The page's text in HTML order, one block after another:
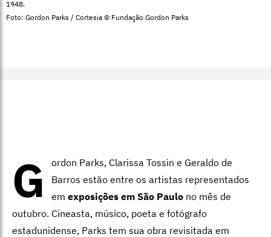
1948.
Foto: Gordon Parks / Cortesia © Fundação Gordon Parks
G
ordon Parks, Clarissa Tossin e Geraldo de
Barros estão entre os artistas representados
em exposições em São Paulo no mês de
outubro. Cineasta, músico, poeta e fotógrafo
estadunidense, Parks tem sua obra revisitada em